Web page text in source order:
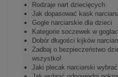
Rodzaje nart dziecięcych
Jak dopasować kask
Gogle narciarskie dla dzieci
Kategorie soczewek w
Dobór długości kijków
Zadbaj o bezpieczeństwo
wszystko!
Jaki plecak narciarski